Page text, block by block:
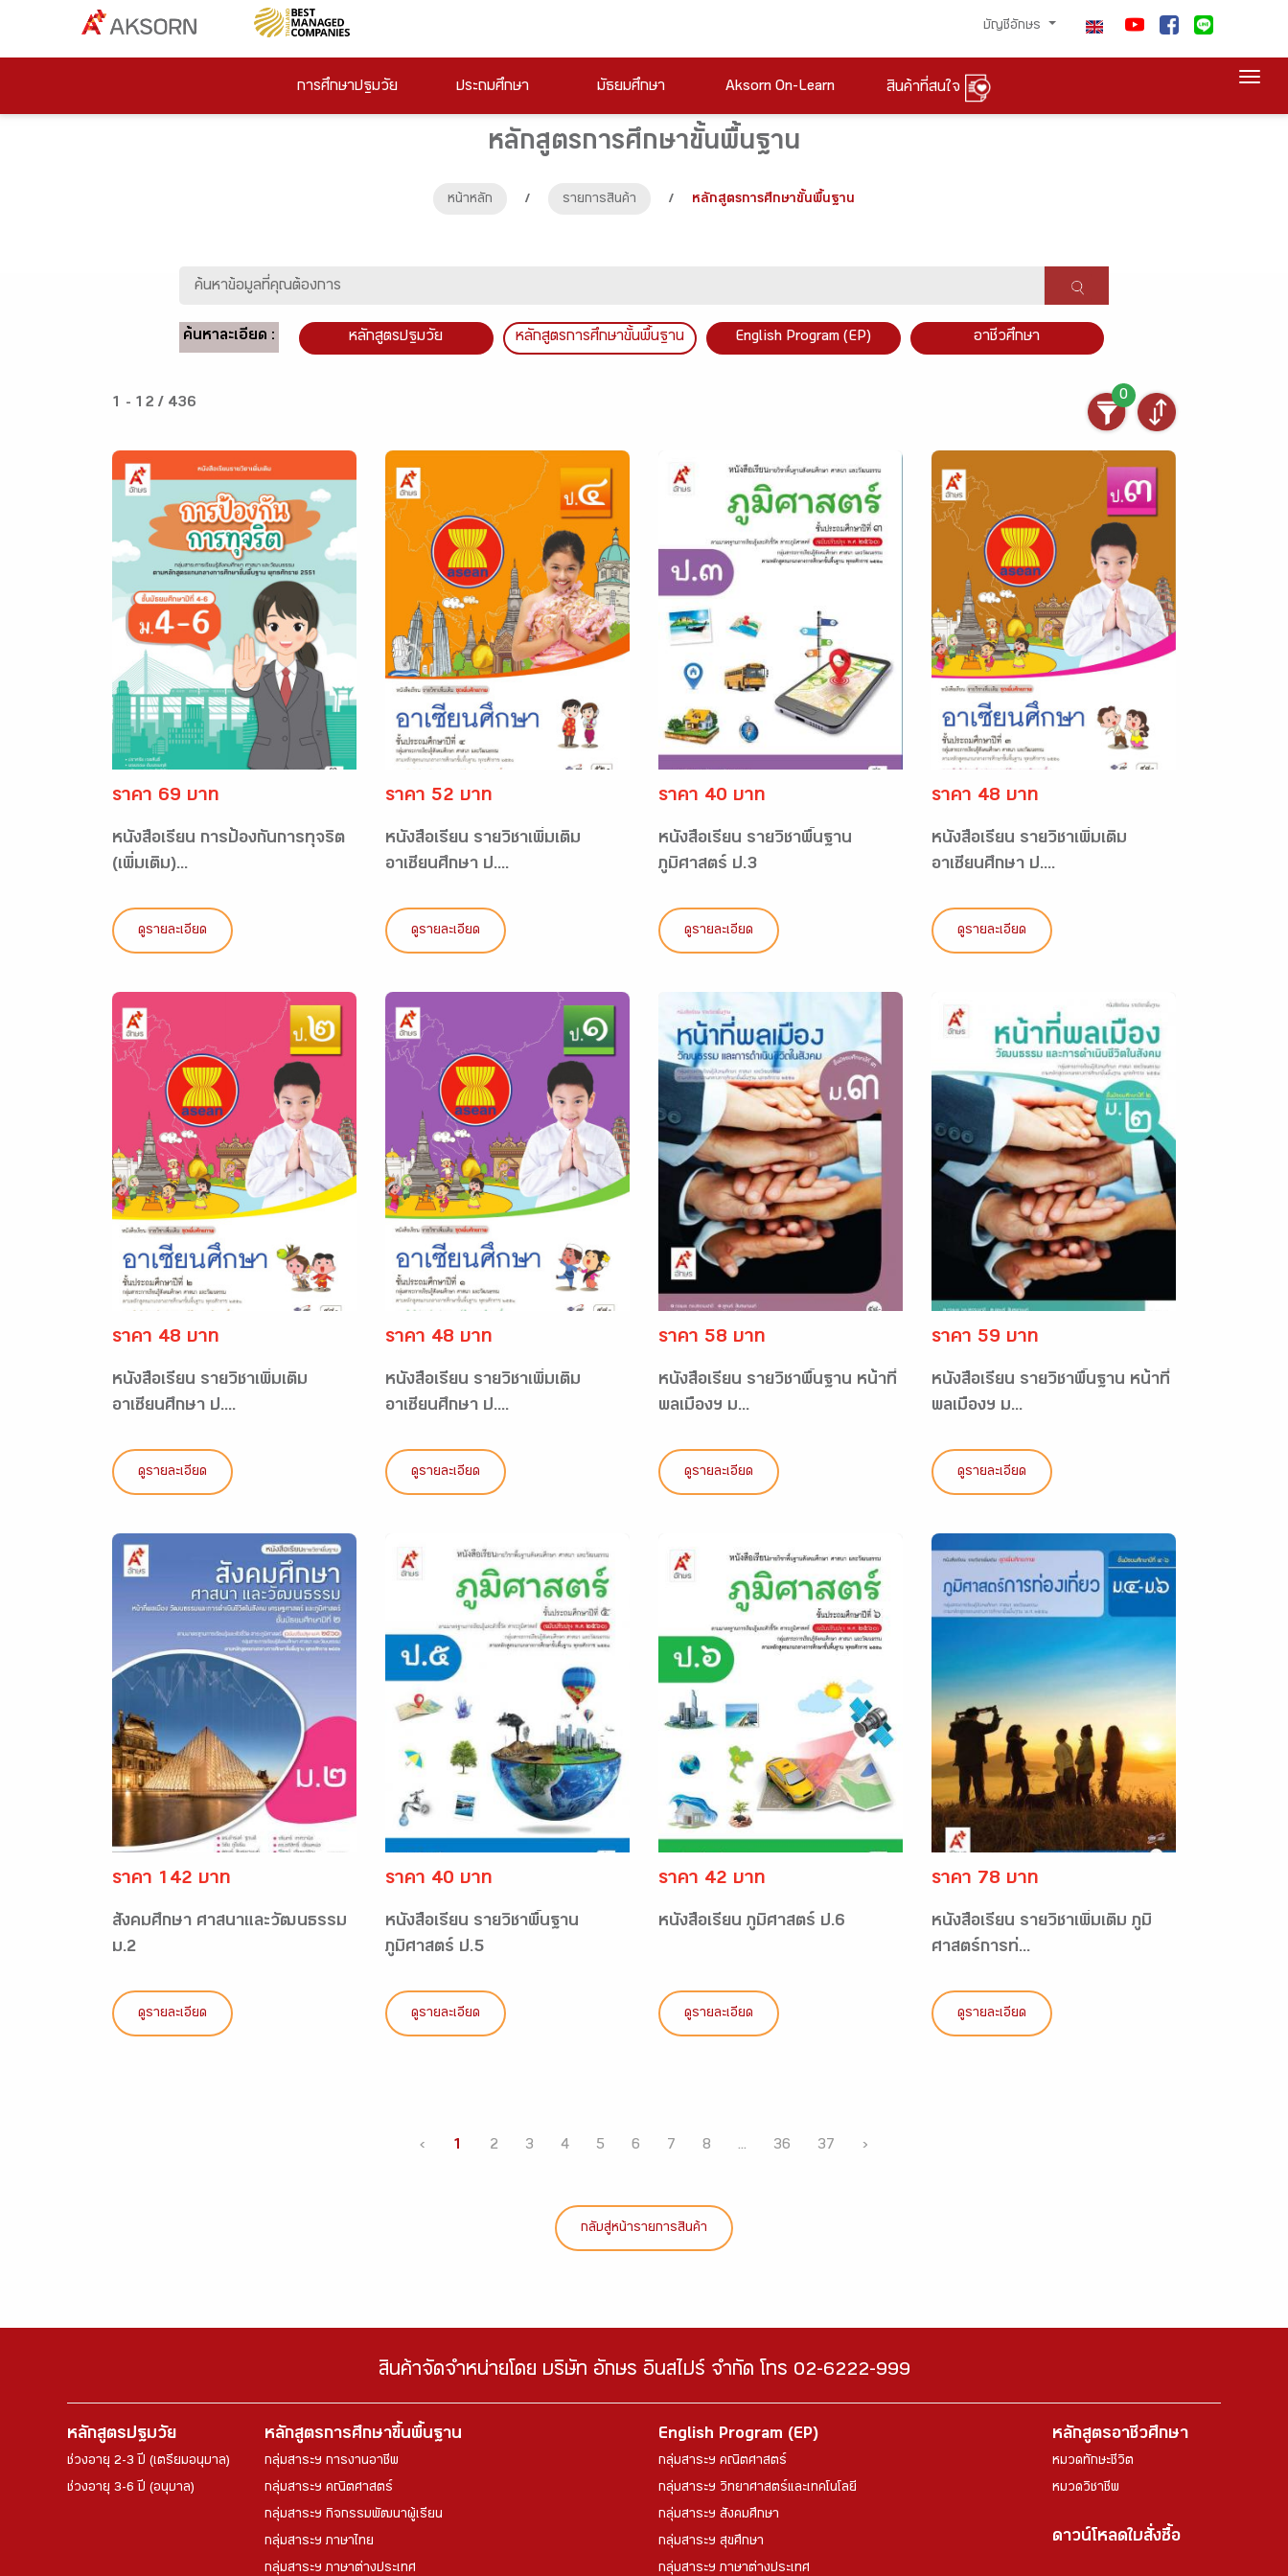
บัญชีอักษร
การศึกษาปฐมวัย ประถมศึกษา มัธยมศึกษา Aksorn On-Learn สินค้าที่สนใจ
หลักสูตรการศึกษาขั้นพื้นฐาน
หน้าหลัก / รายการสินค้า / หลักสูตรการศึกษาขั้นพื้นฐาน
ค้นหาละเอียด : หลักสูตรปฐมวัย หลักสูตรการศึกษาขั้นพื้นฐาน English Program (EP) อาชีวศึกษา
1 - 12 / 436
0
ราคา 69 บาท
หนังสือเรียน การป้องกันการทุจริต
(เพิ่มเติม)...
ดูรายละเอียด
ราคา 52 บาท
หนังสือเรียน รายวิชาเพิ่มเติม
อาเซียนศึกษา ป....
ดูรายละเอียด
ราคา 40 บาท
หนังสือเรียน รายวิชาพื้นฐาน
ภูมิศาสตร์ ป.3
ดูรายละเอียด
ราคา 48 บาท
หนังสือเรียน รายวิชาเพิ่มเติม
อาเซียนศึกษา ป....
ดูรายละเอียด
ราคา 48 บาท
หนังสือเรียน รายวิชาเพิ่มเติม
อาเซียนศึกษา ป....
ดูรายละเอียด
ราคา 48 บาท
หนังสือเรียน รายวิชาเพิ่มเติม
อาเซียนศึกษา ป....
ดูรายละเอียด
ราคา 58 บาท
หนังสือเรียน รายวิชาพื้นฐาน หน้าที่
พลเมืองฯ ม...
ดูรายละเอียด
ราคา 59 บาท
หนังสือเรียน รายวิชาพื้นฐาน หน้าที่
พลเมืองฯ ม...
ดูรายละเอียด
ราคา 142 บาท
สังคมศึกษา ศาสนาและวัฒนธรรม
ม.2
ดูรายละเอียด
ราคา 40 บาท
หนังสือเรียน รายวิชาพื้นฐาน
ภูมิศาสตร์ ป.5
ดูรายละเอียด
ราคา 42 บาท
หนังสือเรียน ภูมิศาสตร์ ป.6
ดูรายละเอียด
ราคา 78 บาท
หนังสือเรียน รายวิชาเพิ่มเติม ภูมิ
ศาสตร์การท่...
ดูรายละเอียด
‹ 1 2 3 4 5 6 7 8 ... 36 37 ›
กลับสู่หน้ารายการสินค้า
สินค้าจัดจำหน่ายโดย บริษัท อักษร อินสไปร์ จำกัด โทร 02-6222-999
หลักสูตรปฐมวัย
ช่วงอายุ 2-3 ปี (เตรียมอนุบาล)
ช่วงอายุ 3-6 ปี (อนุบาล)
หลักสูตรการศึกษาขึ้นพื้นฐาน
กลุ่มสาระฯ การงานอาชีพ
กลุ่มสาระฯ คณิตศาสตร์
กลุ่มสาระฯ กิจกรรมพัฒนาผู้เรียน
กลุ่มสาระฯ ภาษาไทย
กลุ่มสาระฯ ภาษาต่างประเทศ
English Program (EP)
กลุ่มสาระฯ คณิตศาสตร์
กลุ่มสาระฯ วิทยาศาสตร์และเทคโนโลยี
กลุ่มสาระฯ สังคมศึกษา
กลุ่มสาระฯ สุขศึกษา
กลุ่มสาระฯ ภาษาต่างประเทศ
หลักสูตรอาชีวศึกษา
หมวดทักษะชีวิต
หมวดวิชาชีพ
ดาวน์โหลดใบสั่งซื้อ